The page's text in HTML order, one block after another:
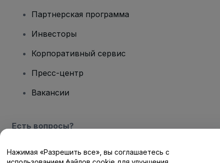
Партнерская программа
Инвесторы
Корпоративный сервис
Пресс-центр
Вакансии
Есть вопросы?
Центр помощи / Свяжитесь с нами
Нажимая «Разрешить все», вы соглашаетесь с